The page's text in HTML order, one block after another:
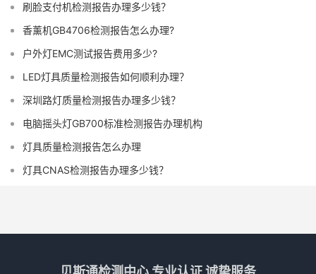
刷脸支付机检测报告办理多少钱？
香薰机GB4706检测报告怎么办理?
户外灯EMC测试报告费用多少?
LED灯具质量检测报告如何顺利办理？
深圳路灯质量检测报告办理多少钱？
电脑摇头灯GB700标准检测报告办理机构
灯具质量检测报告怎么办理
灯具CNAS检测报告办理多少钱？